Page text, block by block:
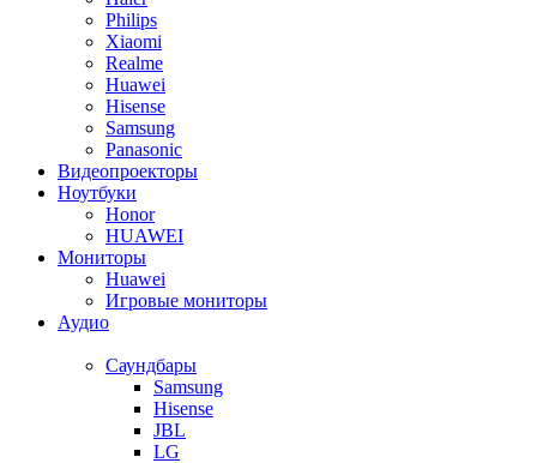
Philips
Xiaomi
Realme
Huawei
Hisense
Samsung
Panasonic
Видеопроекторы
Ноутбуки
Honor
HUAWEI
Мониторы
Huawei
Игровые мониторы
Аудио
Саундбары
Samsung
Hisense
JBL
LG